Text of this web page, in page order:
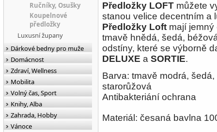
Předložky LOFT můžete
stanou velice decentním a
Předložky Loft mají jemný
tmavě hnědá, šedá,
odstíny, které se výborně
DELUXE a SORTIE.
Barva: tmavě modrá,
starorůžová
Antibakteriání ochrana
Materiál: česaná bavlna
Ručníky, Osušky
Koupelnové
předložky
Luxusní župany
Dárkové bedny pro muže
Domácnost
Zdraví, Wellness
Mobilita
Volný čas, Sport
Knihy, Alba
Zahrada, Hobby
Vánoce